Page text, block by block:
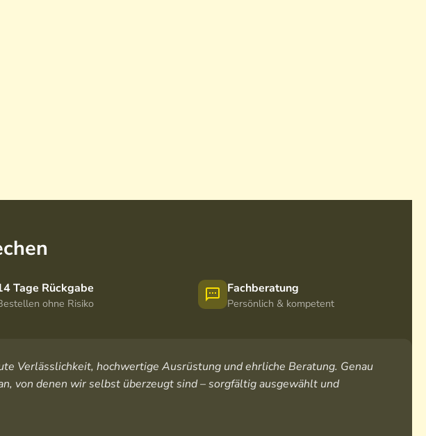
Tage Rückgabe
ohne Risiko
Fachberatung
Persönlich & kompetent
Verlässlichkeit, hochwertige Ausrüstung und ehrliche Beratung. Genau
von denen wir selbst überzeugt sind – sorgfältig ausgewählt und